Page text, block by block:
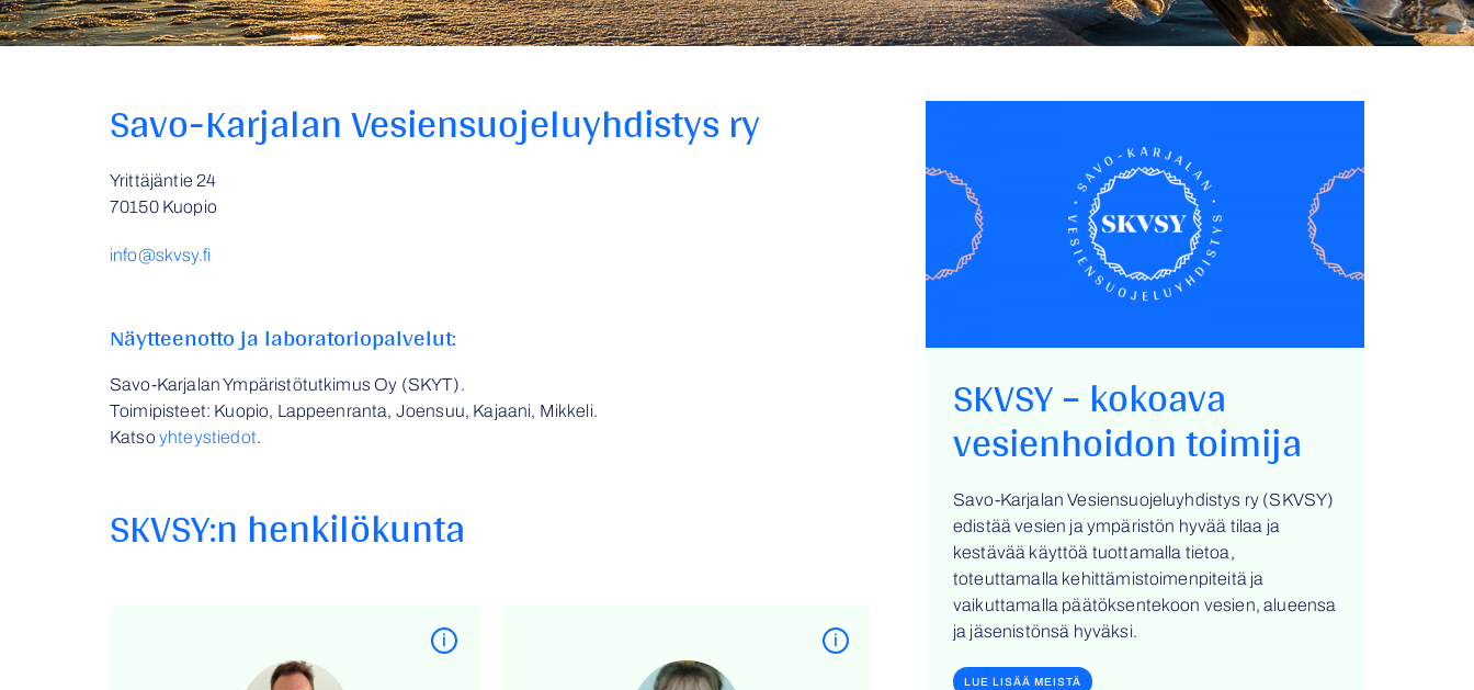
Savo-Karjalan Vesiensuojeluyhdistys ry
Yrittäjäntie 24
70150 Kuopio
info@skvsy.fi
Näytteenotto ja laboratoriopalvelut:
Savo-Karjalan Ympäristötutkimus Oy (SKYT).
Toimipisteet: Kuopio, Lappeenranta, Joensuu, Kajaani, Mikkeli.
Katso yhteystiedot.
SKVSY:n henkilökunta
i i
SKVSY – kokoava
vesienhoidon toimija
Savo-Karjalan Vesiensuojeluyhdistys ry (SKVSY)
edistää vesien ja ympäristön hyvää tilaa ja
kestävää käyttöä tuottamalla tietoa,
toteuttamalla kehittämistoimenpiteitä ja
vaikuttamalla päätöksentekoon vesien, alueensa
ja jäsenistönsä hyväksi.
LUE LISÄÄ MEISTÄ